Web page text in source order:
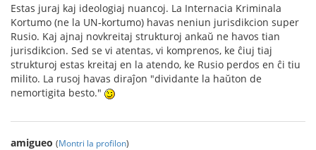
Estas juraj kaj ideologiaj nuancoj. La Internacia Kriminala
Kortumo (ne la UN-kortumo) havas neniun jurisdikcion super
Rusio. Kaj ajnaj novkreitaj strukturoj ankaŭ ne havos tian
jurisdikcion. Sed se vi atentas, vi komprenos, ke ĉiuj tiaj
strukturoj estas kreitaj en la atendo, ke Rusio perdos en ĉi tiu
milito. La rusoj havas diraĵon "dividante la haŭton de
nemortigita besto."
amigueo (Montri la profilon)